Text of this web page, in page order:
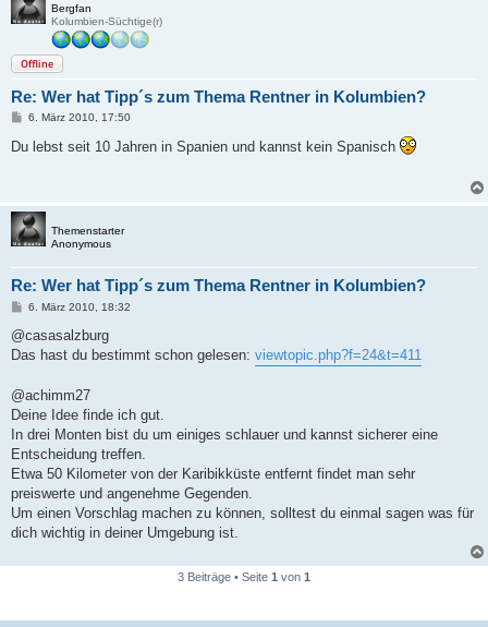
Bergfan
Kolumbien-Süchtige(r)
Offline
Re: Wer hat Tipp´s zum Thema Rentner in Kolumbien?
B
t
6. März 2010, 17:50
Du lebst seit 10 Jahren in Spanien und kannst kein Spanisch
Themenstarter
Anonymous
Re: Wer hat Tipp´s zum Thema Rentner in Kolumbien?
B
i
r
6. März 2010, 18:32
@casasalzburg
Das hast du bestimmt schon gelesen: viewtopic.php?f=24&t=411
@achimm27
Deine Idee finde ich gut.
In drei Monten bist du um einiges schlauer und kannst sicherer eine
Entscheidung treffen.
Etwa 50 Kilometer von der Karibikküste entfernt findet man sehr
preiswerte und angenehme Gegenden.
Um einen Vorschlag machen zu können, solltest du einmal sagen was für
dich wichtig in deiner Umgebung ist.
3 Beiträge • Seite 1 von 1